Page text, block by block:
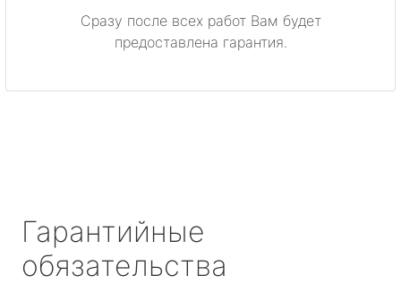
Сразу после всех работ Вам будет
предоставлена гарантия.
Гарантийные
обязательства